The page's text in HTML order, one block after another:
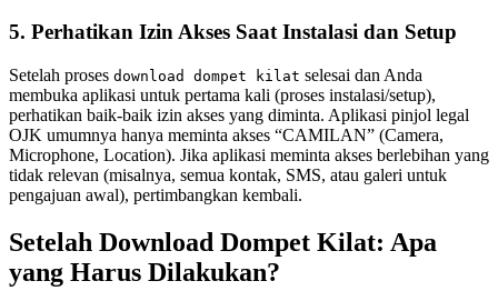
5. Perhatikan Izin Akses Saat Instalasi dan Setup
Setelah proses download dompet kilat selesai dan Anda
membuka aplikasi untuk pertama kali (proses instalasi/setup),
perhatikan baik-baik izin akses yang diminta. Aplikasi pinjol legal
OJK umumnya hanya meminta akses “CAMILAN” (Camera,
Microphone, Location). Jika aplikasi meminta akses berlebihan yang
tidak relevan (misalnya, semua kontak, SMS, atau galeri untuk
pengajuan awal), pertimbangkan kembali.
Setelah Download Dompet Kilat: Apa
yang Harus Dilakukan?